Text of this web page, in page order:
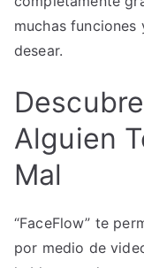
muchas
desear.
Alguien
Mal
“FaceFlow” te
por medio de